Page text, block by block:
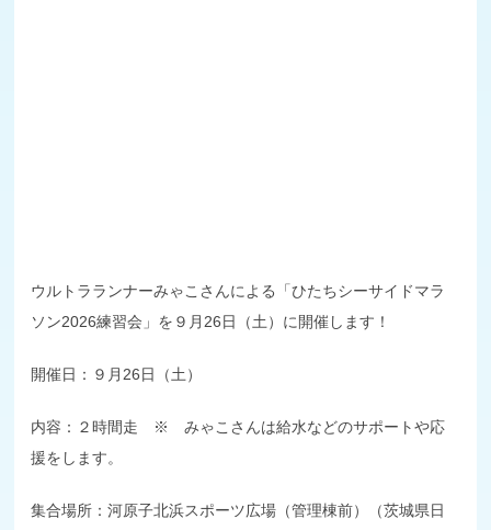
ウルトラランナーみゃこさんによる「ひたちシーサイドマラ
ソン2026練習会」を９月26日（土）に開催します！
開催日：９月26日（土）
内容：２時間走 ※ みゃこさんは給水などのサポートや応
援をします。
集合場所：河原子北浜スポーツ広場（管理棟前）（茨城県日